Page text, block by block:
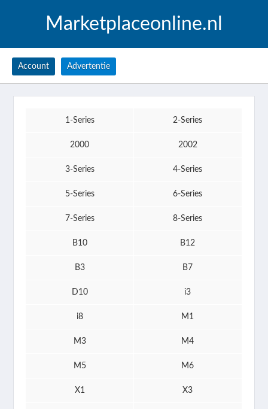
Marketplaceonline.nl
Account Advertentie
1-Series 2-Series
2000 2002
3-Series 4-Series
5-Series 6-Series
7-Series 8-Series
B10 B12
B3 B7
D10 i3
i8 M1
M3 M4
M5 M6
X1 X3